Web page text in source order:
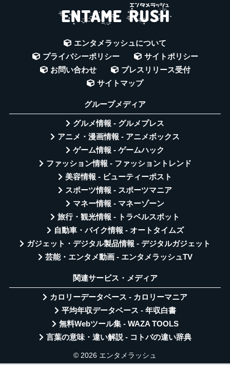
エンタメラッシュについて
プライバシーポリシー
サイトポリシー
お問い合わせ
プレスリリース受付
サイトマップ
グループメディア
グルメ情報 - グルメプレス
アニメ・漫画情報 - アニメボックス
ゲーム情報 - ゲームハック
ファッション情報 - ファッショントレンド
美容情報 - ビューティーポスト
スポーツ情報 - スポーツマニア
マネー情報 - マネーゾーン
旅行・観光情報 - トラベルスポット
自動車・バイク情報 - オートタイムズ
ガジェット・デジタル製品情報 - デジタルガジェット
芸能・エンタメ動画 - エンタメラッシュTV
関連サービス・メディア
カロリーデータベース - カロリーマニア
平均年収データベース - 年収白書
無料Webツール集 - WAZA TOOLS
言葉の意味・違い解説 - コトバの違い辞典
© 2026 エンタメラッシュ